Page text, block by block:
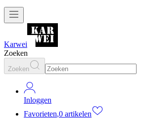
Karwei
Zoeken
Zoeken
Inloggen
Favorieten,0 artikelen